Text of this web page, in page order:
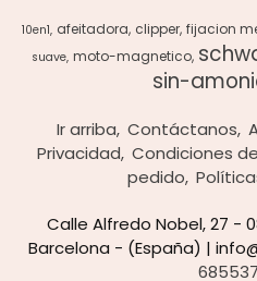
10en1 afeitadora clipper fijacion
suave moto-magnetico
sin-
Ir arriba Contáctanos
Privacidad Condiciones
pedido
Calle Alfredo Nobel, 27 -
Barcelona - (España) |